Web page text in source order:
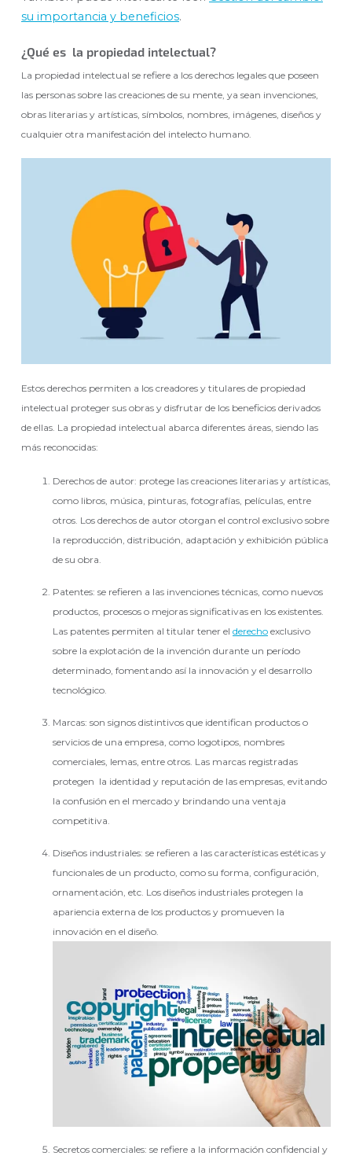
su importancia y beneficios.
¿Qué es la propiedad intelectual?
La propiedad intelectual se refiere a los derechos legales que poseen
las personas sobre las creaciones de su mente, ya sean invenciones,
obras literarias y artísticas, símbolos, nombres, imágenes, diseños y
cualquier otra manifestación del intelecto humano.
Estos derechos permiten a los creadores y titulares de propiedad
intelectual proteger sus obras y disfrutar de los beneficios derivados
de ellas. La propiedad intelectual abarca diferentes áreas, siendo las
más reconocidas:
Derechos de autor: protege las creaciones literarias y artísticas,
como libros, música, pinturas, fotografías, películas, entre
otros. Los derechos de autor otorgan el control exclusivo sobre
la reproducción, distribución, adaptación y exhibición pública
de su obra.
Patentes: se refieren a las invenciones técnicas, como nuevos
productos, procesos o mejoras significativas en los existentes.
Las patentes permiten al titular tener el derecho exclusivo
sobre la explotación de la invención durante un período
determinado, fomentando así la innovación y el desarrollo
tecnológico.
Marcas: son signos distintivos que identifican productos o
servicios de una empresa, como logotipos, nombres
comerciales, lemas, entre otros. Las marcas registradas
protegen la identidad y reputación de las empresas, evitando
la confusión en el mercado y brindando una ventaja
competitiva.
Diseños industriales: se refieren a las características estéticas y
funcionales de un producto, como su forma, configuración,
ornamentación, etc. Los diseños industriales protegen la
apariencia externa de los productos y promueven la
innovación en el diseño.
Secretos comerciales: se refiere a la información confidencial y